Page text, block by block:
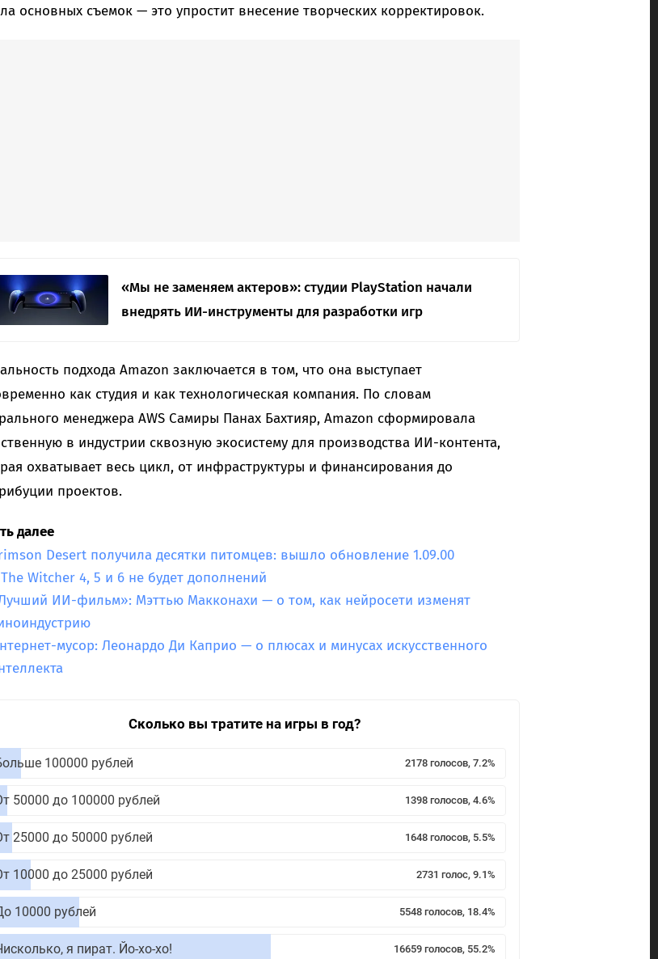
основных съемок — это упростит внесение творческих корректировок.
«Мы не заменяем актеров»: студии PlayStation начали
внедрять ИИ-инструменты для разработки игр
подхода Amazon заключается в том, что она выступает
как студия и как технологическая компания. По словам
менеджера AWS Самиры Панах Бахтияр, Amazon сформировала
в индустрии сквозную экосистему для производства ИИ-контента,
охватывает весь цикл, от инфраструктуры и финансирования до
проектов.
далее
Desert получила десятки питомцев: вышло обновление 1.09.00
Witcher 4, 5 и 6 не будет дополнений
ИИ-фильм»: Мэттью Макконахи — о том, как нейросети изменят
мусор: Леонардо Ди Каприо — о плюсах и минусах искусственного
Сколько вы тратите на игры в год?
100000 рублей 2178 голосов, 7.2%
50000 до 100000 рублей 1398 голосов, 4.6%
25000 до 50000 рублей 1648 голосов, 5.5%
10000 до 25000 рублей 2731 голос, 9.1%
10000 рублей 5548 голосов, 18.4%
я пират. Йо-хо-хо! 16659 голосов, 55.2%